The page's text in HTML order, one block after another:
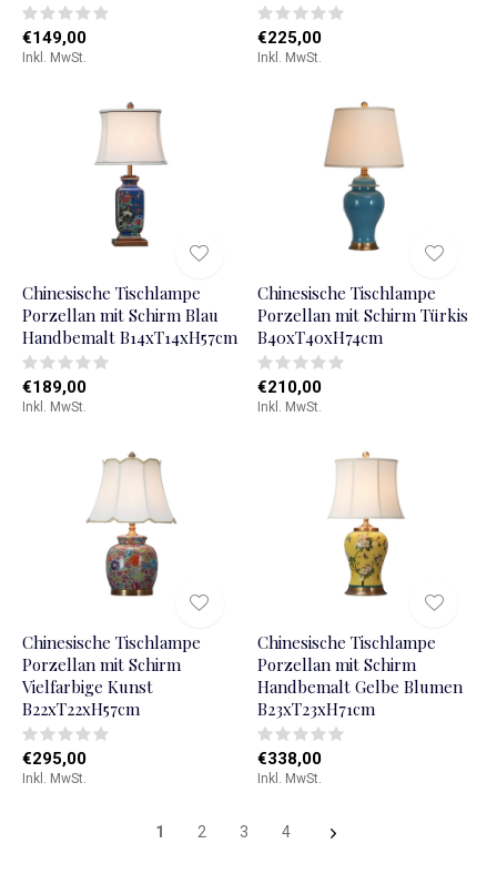
€149,00
Inkl. MwSt.
€225,00
Inkl. MwSt.
Chinesische Tischlampe
Porzellan mit Schirm Blau
Handbemalt B14xT14xH57cm
€189,00
Inkl. MwSt.
Chinesische Tischlampe
Porzellan mit Schirm Türkis
B40xT40xH74cm
€210,00
Inkl. MwSt.
Chinesische Tischlampe
Porzellan mit Schirm
Vielfarbige Kunst
B22xT22xH57cm
€295,00
Inkl. MwSt.
Chinesische Tischlampe
Porzellan mit Schirm
Handbemalt Gelbe Blumen
B23xT23xH71cm
€338,00
Inkl. MwSt.
1 2 3 4